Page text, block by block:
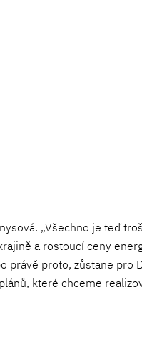
„Všechno je teď
a rostoucí ceny
právě proto, zůstane pro
které chceme